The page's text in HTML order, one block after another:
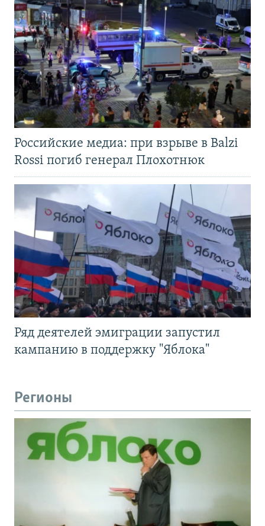
Российские медиа: при взрыве в Balzi
Rossi погиб генерал Плохотнюк
Ряд деятелей эмиграции запустил
кампанию в поддержку "Яблока"
Регионы